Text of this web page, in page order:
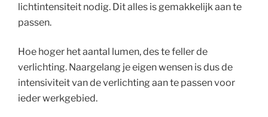
lichtintensiteit nodig. Dit alles is gemakkelijk aan te
passen.
Hoe hoger het aantal lumen, des te feller de
verlichting. Naargelang je eigen wensen is dus de
intensiviteit van de verlichting aan te passen voor
ieder werkgebied.